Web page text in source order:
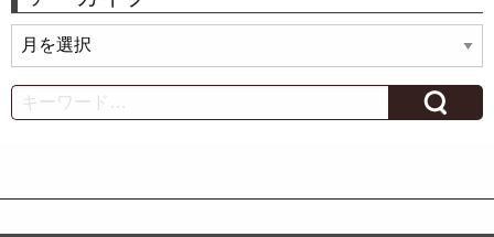
ー
カ
イ
Search